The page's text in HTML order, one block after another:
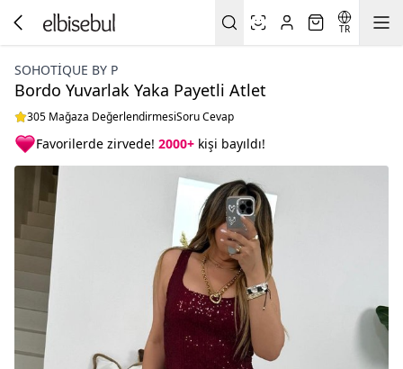
TR
SOHOTIQUE BY P
Bordo Yuvarlak Yaka Payetli Atlet
305 Mağaza DeğerlendirmesiSoru Cevap
Favorilerde zirvede! 2000+ kişi bayıldı!